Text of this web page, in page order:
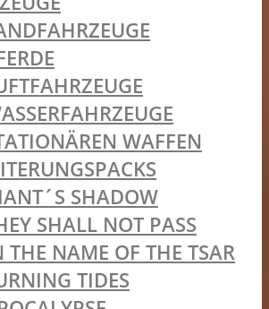
WAFFEN
SHADOW
SHALL NOT PASS
THE NAME OF THE TSAR
TIDES